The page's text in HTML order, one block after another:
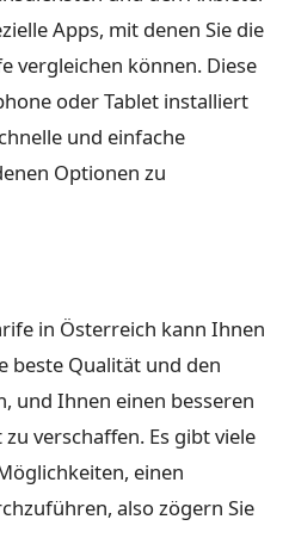
Apps, mit denen Sie die
vergleichen können. Diese
oder Tablet installiert
und einfache
Optionen zu
in Österreich kann Ihnen
beste Qualität und den
und Ihnen einen besseren
verschaffen. Es gibt viele
einen
also zögern Sie